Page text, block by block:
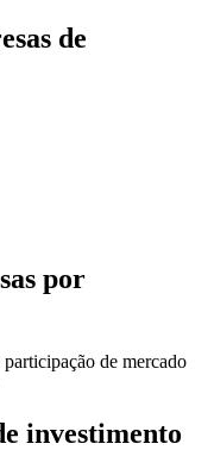
de
por
de mercado
investimento